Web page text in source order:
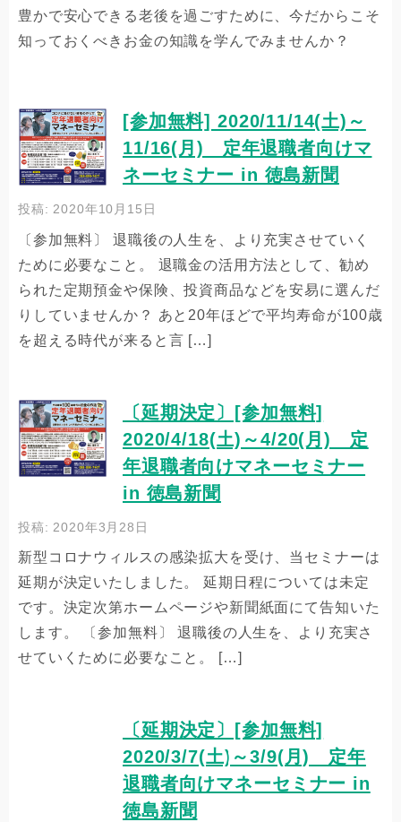
豊かで安心できる老後を過ごすために、今だからこそ
知っておくべきお金の知識を学んでみませんか？
[参加無料] 2020/11/14(土)～
11/16(月) 定年退職者向けマ
ネーセミナー in 徳島新聞
投稿: 2020年10月15日
〔参加無料〕 退職後の人生を、より充実させていく
ために必要なこと。 退職金の活用方法として、勧め
られた定期預金や保険、投資商品などを安易に選んだ
りしていませんか？ あと20年ほどで平均寿命が100歳
を超える時代が来ると言 […]
〔延期決定〕[参加無料]
2020/4/18(土)～4/20(月) 定
年退職者向けマネーセミナー
in 徳島新聞
投稿: 2020年3月28日
新型コロナウィルスの感染拡大を受け、当セミナーは
延期が決定いたしました。 延期日程については未定
です。決定次第ホームページや新聞紙面にて告知いた
します。 〔参加無料〕 退職後の人生を、より充実さ
せていくために必要なこと。 […]
〔延期決定〕[参加無料]
2020/3/7(土)～3/9(月) 定年
退職者向けマネーセミナー in
徳島新聞